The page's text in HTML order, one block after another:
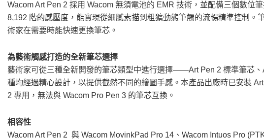
Wacom Art Pen 2 採用 Wacom 無須電池的 EMR 技術，並配備三個數位
8,192 階的感壓度，能實現從細膩素描到粗獷動態筆觸的流暢精準控制。
術家在需要時能快速更換筆芯。
為藝術觸感打造的全新筆芯選擇
藝術家可從三種全新開發的筆芯類型中進行選擇——Art Pen 2 標準筆芯
種均經過精心設計，以提供截然不同的繪圖手感。本產品出廠時已安裝
2 專用，無法與 Wacom Pro Pen 3 的筆芯互換。
相容性
Wacom Art Pen 2 與 Wacom MovinkPad Pro 14、Wacom Intuos Pro